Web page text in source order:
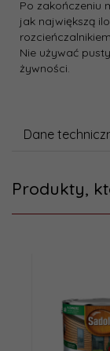
Po zakończeniu
jak największą
Nie używać
żywności.
Dane
Produkty,